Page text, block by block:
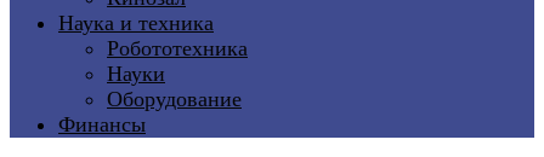
Наука и техника
Робототехника
Науки
Оборудование
Финансы